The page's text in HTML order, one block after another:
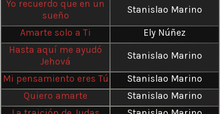
Yo recuerdo que en un
sueño
Stanislao Marino
Amarte solo a Ti
Ely Núñez
Hasta aquí me ayudó
Jehová
Stanislao Marino
Mi pensamiento eres Tú
Stanislao Marino
Quiero amarte
Stanislao Marino